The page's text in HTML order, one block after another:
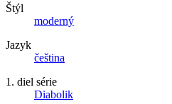
Štýl
moderný
Jazyk
čeština
1. diel série
Diabolik